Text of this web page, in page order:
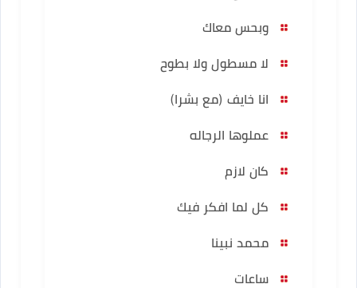
وبحس معاك
لا مسطول ولا بطوح
انا خايف (مع بشرا)
عملوها الرجاله
كان لازم
كل لما افكر فيك
محمد نبينا
ساعات